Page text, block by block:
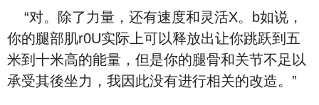
“对。除了力量，还有速度和灵活X。b如说，
你的腿部肌r0U实际上可以释放出让你跳跃到五
米到十米高的能量，但是你的腿骨和关节不足以
承受其後坐力，我因此没有进行相关的改造。”